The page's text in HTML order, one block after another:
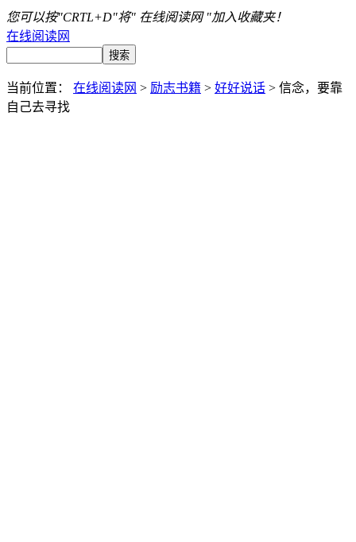
您可以按"CRTL+D"将" 在线阅读网 "加入收藏夹！
在线阅读网
当前位置： 在线阅读网 > 励志书籍 > 好好说话 > 信念，要靠
自己去寻找